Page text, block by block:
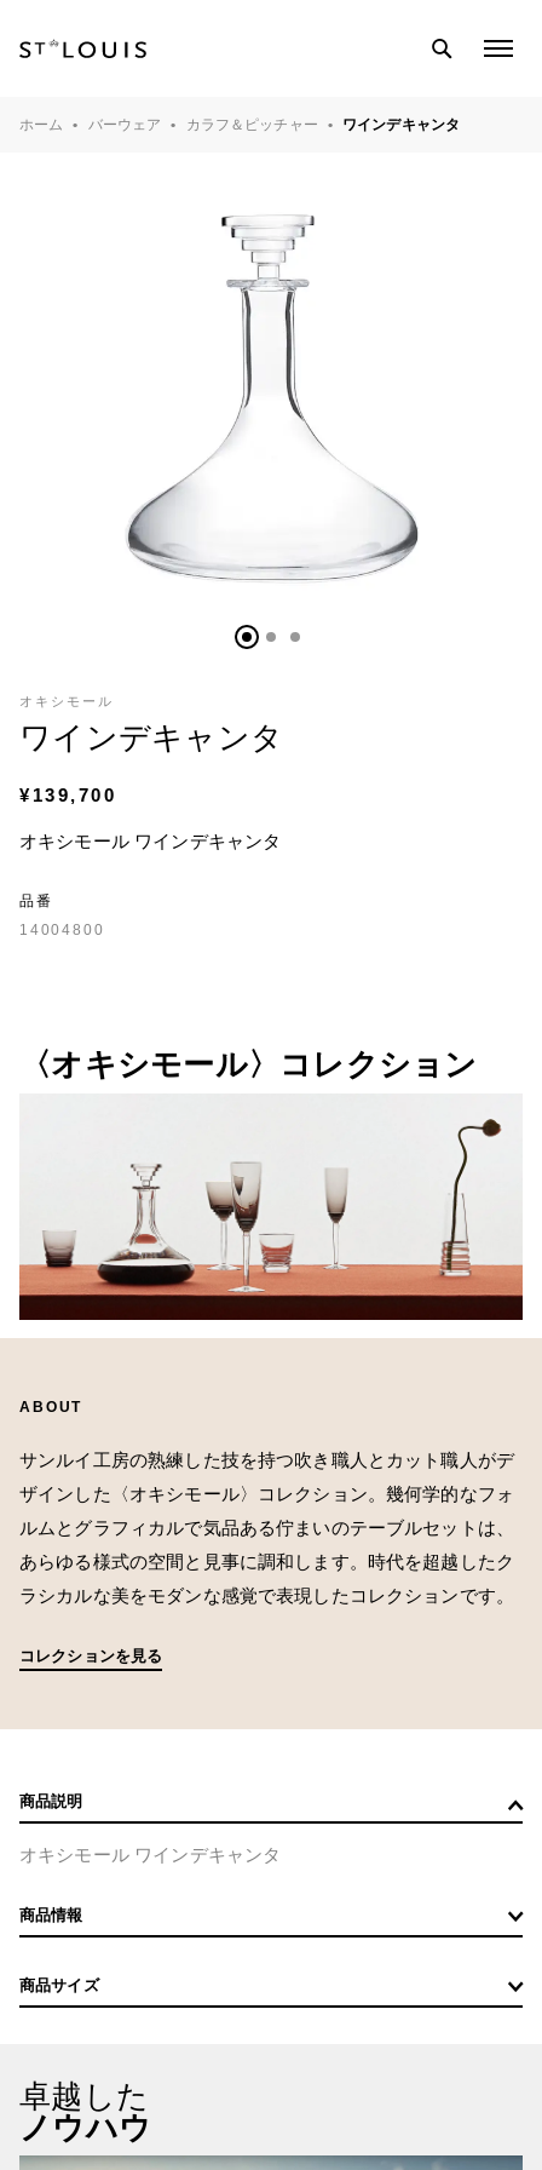
テーブルウェア
SEARCH
ホーム バーウェア カラフ＆ピッチャー ワインデキャンタ
オキシモール
ワインデキャンタ
¥139,700
オキシモール ワインデキャンタ
品番
14004800
〈オキシモール〉コレクション
ABOUT
サンルイ工房の熟練した技を持つ吹き職人とカット職人がデ
ザインした〈オキシモール〉コレクション。幾何学的なフォ
ルムとグラフィカルで気品ある佇まいのテーブルセットは、
あらゆる様式の空間と見事に調和します。時代を超越したク
ラシカルな美をモダンな感覚で表現したコレクションです。
コレクションを見る
商品説明
オキシモール ワインデキャンタ
商品情報
商品サイズ
卓越した
ノウハウ